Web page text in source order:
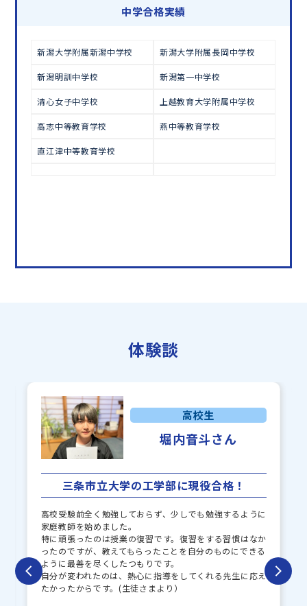
学習相談のお申し込みはこちら
中学合格実績
新潟大学附属新潟中学校 新潟大学附属長岡中学校
新潟明訓中学校 新潟第一中学校
清心女子中学校 上越教育大学附属中学校
高志中等教育学校 燕中等教育学校
直江津中等教育学校
体験談
高校生
堀内音斗さん
三条市立大学の工学部に現役合格！
高校受験前全く勉強しておらず、少しでも勉強するように
家庭教師を始めました。
特に頑張ったのは授業の復習です。復習をする習慣はなか
ったのですが、教えてもらったことを自分のものにできる
ように最善を尽くしたつもりです。
自分が変われたのは、熱心に指導をしてくれる先生に応え
たかったからです。(生徒さまより）